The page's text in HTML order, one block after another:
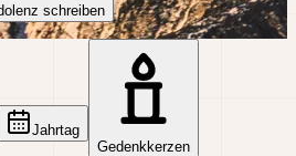
schreiben
Jahrtag
Gedenkkerzen